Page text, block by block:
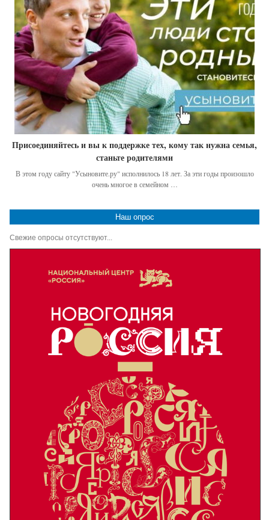
Присоединяйтесь и вы к поддержке тех, кому так нужна семья,
станьте родителями
В этом году сайту "Усыновите.ру" исполнилось 18 лет. За эти годы произошло
очень многое в семейном …
Наш опрос
Свежие опросы отсутствуют...